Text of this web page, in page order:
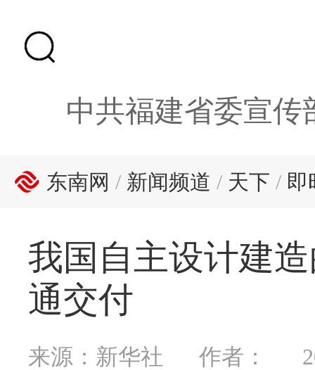
中共福建省委宣传
东南网 / 新闻频道 / 天下 / 即
我国自主设计建
通交付
来源：新华社 作者：